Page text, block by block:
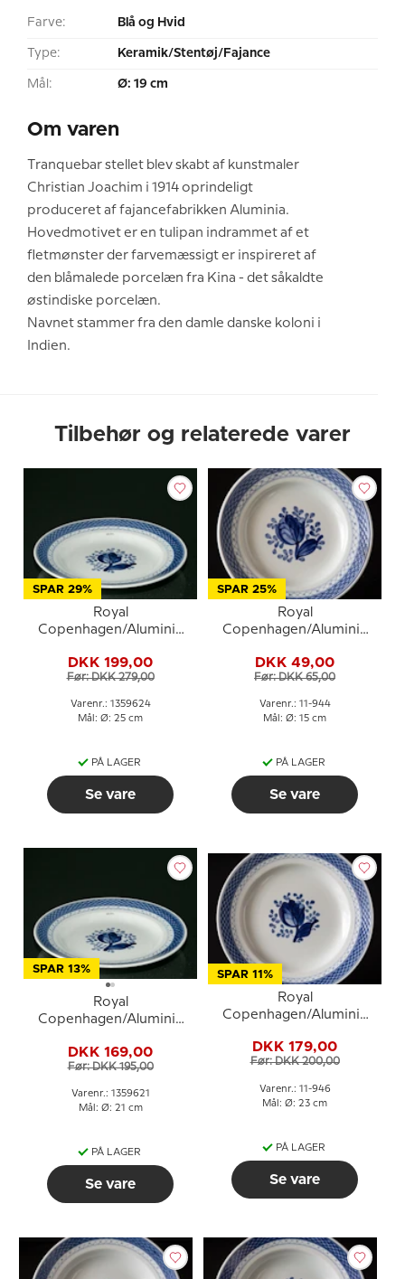
Farve: Blå og Hvid
Type: Keramik/Stentøj/Fajance
Mål: Ø: 19 cm
Om varen
Tranquebar stellet blev skabt af kunstmaler
Christian Joachim i 1914 oprindeligt
produceret af fajancefabrikken Aluminia.
Hovedmotivet er en tulipan indrammet af et
fletmønster der farvemæssigt er inspireret af
den blåmalede porcelæn fra Kina - det såkaldte
østindiske porcelæn.
Navnet stammer fra den damle danske koloni i
Indien.
Tilbehør og relaterede varer
SPAR 29%
Royal
Copenhagen/Aluminia
tallerken 25cm nr. 11/948
eller 624
DKK 199,00
Før: DKK 279,00
Varenr.: 1359624
Mål: Ø: 25 cm
PÅ LAGER
Se vare
SPAR 25%
Royal
Copenhagen/Aluminia
tallerken 15cm, nr. 944
DKK 49,00
Før: DKK 65,00
Varenr.: 11-944
Mål: Ø: 15 cm
PÅ LAGER
Se vare
SPAR 13%
Royal
Copenhagen/Aluminia
tallerken 21cm nr. 11/1399
eller 621
DKK 169,00
Før: DKK 195,00
Varenr.: 1359621
Mål: Ø: 21 cm
PÅ LAGER
Se vare
SPAR 11%
Royal
Copenhagen/Aluminia
tallerken 23cm, nr. 946
eller 623
DKK 179,00
Før: DKK 200,00
Varenr.: 11-946
Mål: Ø: 23 cm
PÅ LAGER
Se vare